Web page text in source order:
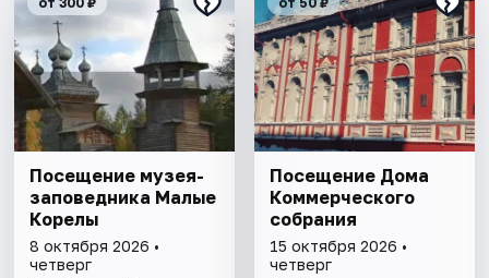
Посещение музея-
заповедника Малые
Корелы
8 октября 2026 •
четверг
Посещение Дома
Коммерческого
собрания
15 октября 2026 •
четверг